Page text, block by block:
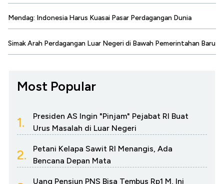
Mendag: Indonesia Harus Kuasai Pasar Perdagangan Dunia
Simak Arah Perdagangan Luar Negeri di Bawah Pemerintahan Baru
Most Popular
1.
Presiden AS Ingin "Pinjam" Pejabat RI Buat
Urus Masalah di Luar Negeri
2.
Petani Kelapa Sawit RI Menangis, Ada
Bencana Depan Mata
Uang Pensiun PNS Bisa Tembus Rp1 M, Ini